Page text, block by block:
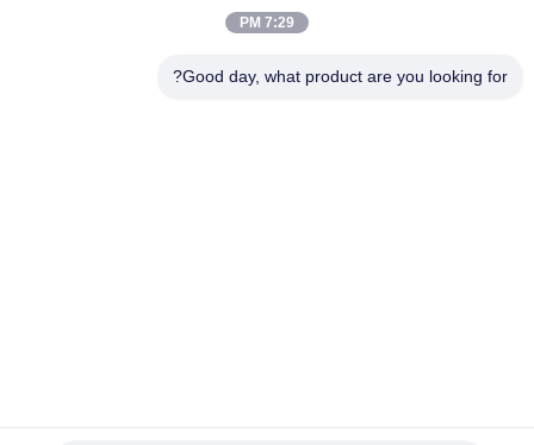
صفحه اصلی
محصولات
7:29 PM
Good day, what product are you looking for?